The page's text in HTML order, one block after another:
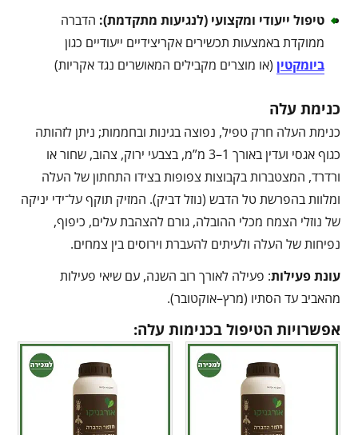
טיפול ייעודי ומקצועי (לנגיעות מתקדמת): הדברה
ממוקדת באמצעות תכשירים אקריצידיים ייעודיים כגון
ביומקטין (או מוצרים מקבילים המאושרים נגד אקריות)
כנימת עלה
כנימת העלה חרק טפיל, נפוצה בגינות ובחממות; ניתן לזהותה
כגוף אגסי ועדין באורך 1–3 מ”מ, בצבעי ירוק, צהוב, שחור או
ורדרד, המצטברות בקבוצות צפופות בצידו התחתון של העלה
ומלוות בהפרשת טל הדבש (נוזל דביק). המזיק תוקף על־ידי יניקה
של נוזלי הצמח מכלי ההובלה, גורם להצהבת עלים, כיפוף,
נפיחות של העלה ולעיתים להעברת וירוסים בין צמחים.
עונת פעילות: פעילה לאורך רוב השנה, עם שיאי פעילות
מהאביב עד הסתיו (מרץ–אוקטובר).
אפשרויות הטיפול בכנימות עלה: